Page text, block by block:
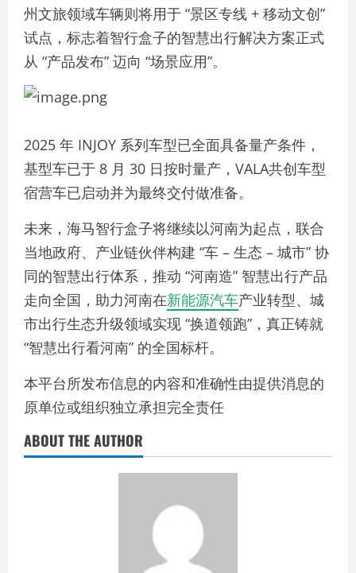
州文旅领域车辆则将用于 “景区专线 + 移动文创”
试点，标志着智行盒子的智慧出行解决方案正式
从 “产品发布” 迈向 “场景应用”。
2025 年 INJOY 系列车型已全面具备量产条件，
基型车已于 8 月 30 日按时量产，VALA共创车型
宿营车已启动并为最终交付做准备。
未来，海马智行盒子将继续以河南为起点，联合
当地政府、产业链伙伴构建 “车 – 生态 – 城市” 协
同的智慧出行体系，推动 “河南造” 智慧出行产品
走向全国，助力河南在新能源汽车产业转型、城
市出行生态升级领域实现 “换道领跑”，真正铸就
“智慧出行看河南” 的全国标杆。
本平台所发布信息的内容和准确性由提供消息的
原单位或组织独立承担完全责任
ABOUT THE AUTHOR